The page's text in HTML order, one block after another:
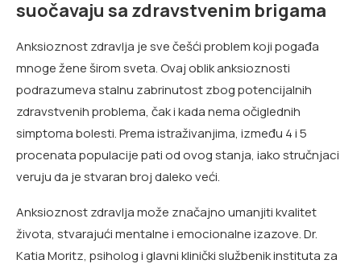
suočavaju sa zdravstvenim brigama
Anksioznost zdravlja je sve češći problem koji pogađa
mnoge žene širom sveta. Ovaj oblik anksioznosti
podrazumeva stalnu zabrinutost zbog potencijalnih
zdravstvenih problema, čak i kada nema očiglednih
simptoma bolesti. Prema istraživanjima, između 4 i 5
procenata populacije pati od ovog stanja, iako stručnjaci
veruju da je stvaran broj daleko veći.
Anksioznost zdravlja može značajno umanjiti kvalitet
života, stvarajući mentalne i emocionalne izazove. Dr.
Katia Moritz, psiholog i glavni klinički službenik instituta za